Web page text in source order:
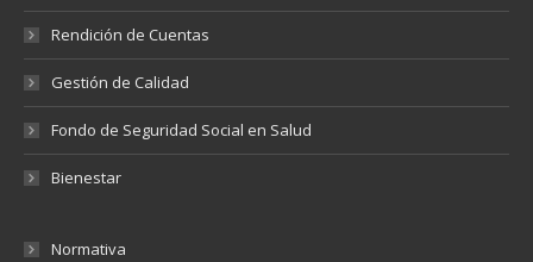
Rendición de Cuentas
Gestión de Calidad
Fondo de Seguridad Social en Salud
Bienestar
Normativa